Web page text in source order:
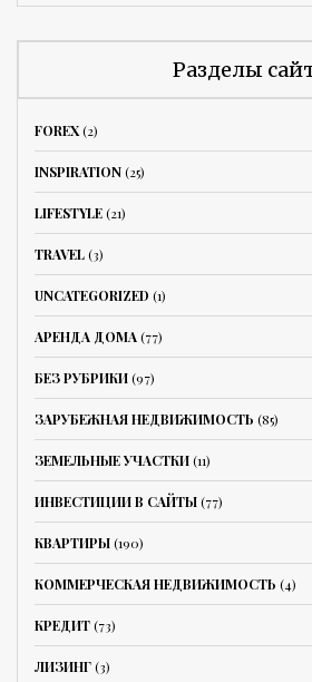
Разделы
FOREX(2)
INSPIRATION(25)
LIFESTYLE(21)
TRAVEL(3)
UNCATEGORIZED (1)
АРЕНДА ДОМА(77)
БЕЗ РУБРИКИ(97)
ЗАРУБЕЖНАЯ НЕДВИЖИМОСТЬ (85)
ЗЕМЕЛЬНЫЕ УЧАСТКИ(11)
ИНВЕСТИЦИИ В САЙТЫ(77)
КВАРТИРЫ(190)
КОММЕРЧЕСКАЯ НЕДВИЖИМОСТЬ (4)
КРЕДИТ(73)
ЛИЗИНГ(3)